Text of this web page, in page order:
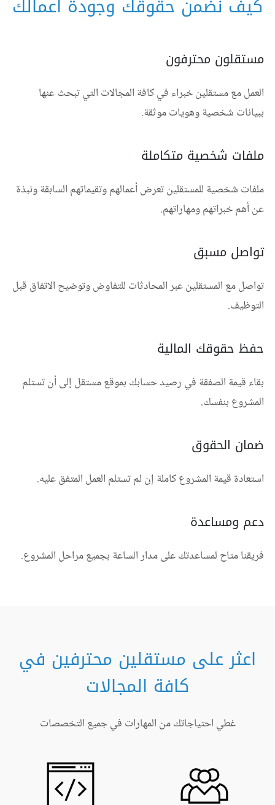
مستقلون محترفون
العمل مع مستقلين خبراء في كافة المجالات التي تبحث عنها
ببيانات شخصية وهويات موثقة.
ملفات شخصية متكاملة
ملفات شخصية للمستقلين تعرض أعمالهم وتقيماتهم السابقة ونبذة
عن أهم خبراتهم ومهاراتهم.
تواصل مسبق
تواصل مع المستقلين عبر المحادثات للتفاوض وتوضيح الاتفاق قبل
التوظيف.
حفظ حقوقك المالية
بقاء قيمة الصفقة في رصيد حسابك بموقع مستقل إلى أن تستلم
المشروع بنفسك.
ضمان الحقوق
استعادة قيمة المشروع كاملة إن لم تستلم العمل المتفق عليه.
دعم ومساعدة
فريقنا متاح لمساعدتك على مدار الساعة بجميع مراحل المشروع.
اعثر على مستقلين محترفين في
كافة المجالات
غطي احتياجاتك من المهارات في جميع التخصصات